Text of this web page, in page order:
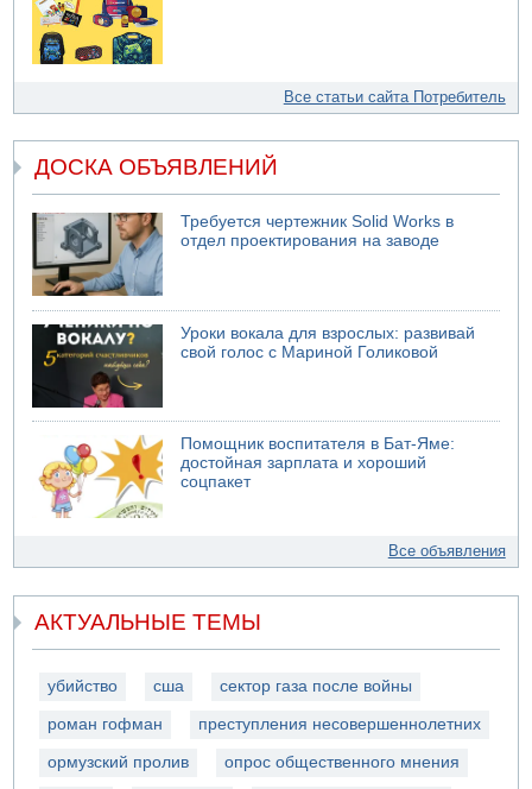
Все статьи сайта Потребитель
ДОСКА ОБЪЯВЛЕНИЙ
Требуется чертежник Solid Works в
отдел проектирования на заводе
Уроки вокала для взрослых: развивай
свой голос с Мариной Голиковой
Помощник воспитателя в Бат-Яме:
достойная зарплата и хороший
соцпакет
Все объявления
АКТУАЛЬНЫЕ ТЕМЫ
убийство сша сектор газа после войны
роман гофман преступления несовершеннолетних
ормузский пролив опрос общественного мнения